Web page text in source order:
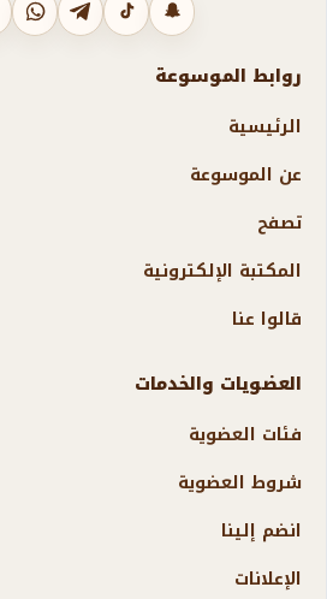
واتسابتليجرامتيك توكسناب شات
روابط الموسوعة
الرئيسية
عن الموسوعة
تصفح
المكتبة الإلكترونية
قالوا عنا
العضويات والخدمات
فئات العضوية
شروط العضوية
انضم إلينا
الإعلانات